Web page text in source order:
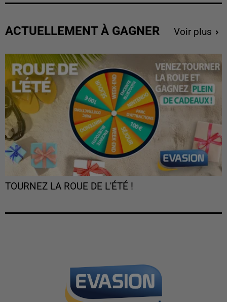
ACTUELLEMENT À GAGNER Voir plus
TOURNEZ LA ROUE DE L'ÉTÉ !